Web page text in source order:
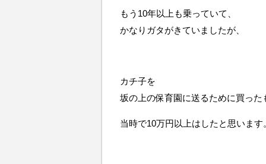
もう10年以上も乗っていて、
かなりガタがきていましたが、
カチ子を
坂の上の保育園に送るために買った
当時で10万円以上はしたと思います